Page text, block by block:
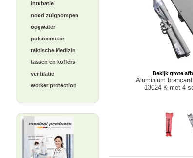
intubatie
nood zuigpompen
oogwater
pulsoximeter
taktische Medizin
tassen en koffers
ventilatie
worker protection
Bekijk grote
Aluminium
13024 K met 4